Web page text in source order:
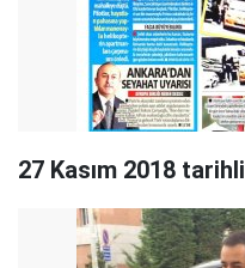
27 Kasım 2018